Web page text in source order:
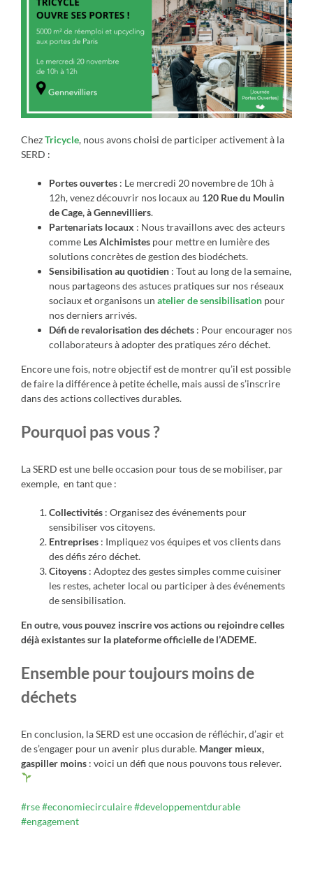
ChezTricycle, nous avons choisi de participer activement à la
SERD :
Portes ouvertes : Le mercredi 20 novembre de 10h à
12h, venez découvrir nos locaux au 120 Rue du Moulin
de Cage, à Gennevilliers.
Partenariats locaux : Nous travaillons avec des acteurs
comme Les Alchimistes pour mettre en lumière des
solutions concrètes de gestion des biodéchets.
Sensibilisation au quotidien : Tout au long de la semaine,
nous partageons des astuces pratiques sur nos réseaux
sociaux et organisons un atelier de sensibilisation pour
nos derniers arrivés.
Défi de revalorisation des déchets : Pour encourager nos
collaborateurs à adopter des pratiques zéro déchet.
Encore une fois, notre objectif est de montrer qu’il est possible
de faire la différence à petite échelle, mais aussi de s’inscrire
dans des actions collectives durables.
Pourquoi pas vous ?
La SERD est une belle occasion pour tous de se mobiliser, par
exemple, en tant que :
Collectivités : Organisez des événements pour
sensibiliser vos citoyens.
Entreprises : Impliquez vos équipes et vos clients dans
des défis zéro déchet.
Citoyens : Adoptez des gestes simples comme cuisiner
les restes, acheter local ou participer à des événements
de sensibilisation.
En outre, vous pouvez inscrire vos actions ou rejoindre celles
déjà existantes sur la plateforme officielle de l’ADEME.
Ensemble pour toujours moins de
déchets
En conclusion, la SERD est une occasion de réfléchir, d’agir et
de s’engager pour un avenir plus durable. Manger mieux,
gaspiller moins : voici un défi que nous pouvons tous relever.
#rse#economiecirculaire#developpementdurable
#engagement